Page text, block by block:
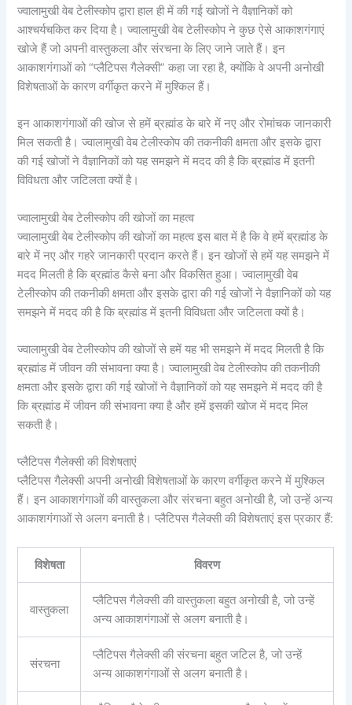
ज्वालामुखी वेब टेलीस्कोप द्वारा हाल ही में की गई खोजों ने वैज्ञानिकों को
आश्चर्यचकित कर दिया है। ज्वालामुखी वेब टेलीस्कोप ने कुछ ऐसे आकाशगंगाएं
खोजे हैं जो अपनी वास्तुकला और संरचना के लिए जाने जाते हैं। इन
आकाशगंगाओं को “प्लैटिपस गैलेक्सी” कहा जा रहा है, क्योंकि वे अपनी अनोखी
विशेषताओं के कारण वर्गीकृत करने में मुश्किल हैं।
इन आकाशगंगाओं की खोज से हमें ब्रह्मांड के बारे में नए और रोमांचक जानकारी
मिल सकती है। ज्वालामुखी वेब टेलीस्कोप की तकनीकी क्षमता और इसके द्वारा
की गई खोजों ने वैज्ञानिकों को यह समझने में मदद की है कि ब्रह्मांड में इतनी
विविधता और जटिलता क्यों है।
ज्वालामुखी वेब टेलीस्कोप की खोजों का महत्व
ज्वालामुखी वेब टेलीस्कोप की खोजों का महत्व इस बात में है कि वे हमें ब्रह्मांड के
बारे में नए और गहरे जानकारी प्रदान करते हैं। इन खोजों से हमें यह समझने में
मदद मिलती है कि ब्रह्मांड कैसे बना और विकसित हुआ। ज्वालामुखी वेब
टेलीस्कोप की तकनीकी क्षमता और इसके द्वारा की गई खोजों ने वैज्ञानिकों को यह
समझने में मदद की है कि ब्रह्मांड में इतनी विविधता और जटिलता क्यों है।
ज्वालामुखी वेब टेलीस्कोप की खोजों से हमें यह भी समझने में मदद मिलती है कि
ब्रह्मांड में जीवन की संभावना क्या है। ज्वालामुखी वेब टेलीस्कोप की तकनीकी
क्षमता और इसके द्वारा की गई खोजों ने वैज्ञानिकों को यह समझने में मदद की है
कि ब्रह्मांड में जीवन की संभावना क्या है और हमें इसकी खोज में मदद मिल
सकती है।
प्लैटिपस गैलेक्सी की विशेषताएं
प्लैटिपस गैलेक्सी अपनी अनोखी विशेषताओं के कारण वर्गीकृत करने में मुश्किल
हैं। इन आकाशगंगाओं की वास्तुकला और संरचना बहुत अनोखी है, जो उन्हें अन्य
आकाशगंगाओं से अलग बनाती है। प्लैटिपस गैलेक्सी की विशेषताएं इस प्रकार हैं:
विशेषता विवरण
वास्तुकला
प्लैटिपस गैलेक्सी की वास्तुकला बहुत अनोखी है, जो उन्हें
अन्य आकाशगंगाओं से अलग बनाती है।
संरचना
प्लैटिपस गैलेक्सी की संरचना बहुत जटिल है, जो उन्हें
अन्य आकाशगंगाओं से अलग बनाती है।